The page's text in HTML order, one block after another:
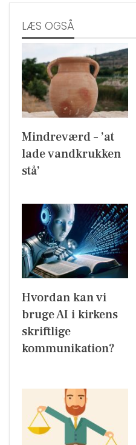
LÆS OGSÅ
Mindreværd – ’at
lade vandkrukken
stå’
Hvordan kan vi
bruge AI i kirkens
skriftlige
kommunikation?